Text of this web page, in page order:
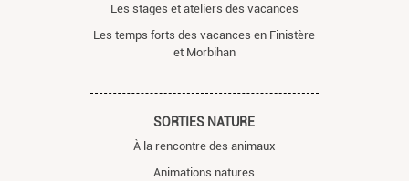
Les stages et ateliers des vacances
Les temps forts des vacances en Finistère
et Morbihan
SORTIES NATURE
À la rencontre des animaux
Animations natures